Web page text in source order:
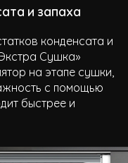
и запаха
конденсата и
Сушка»
на этапе сушки,
с помощью
быстрее и